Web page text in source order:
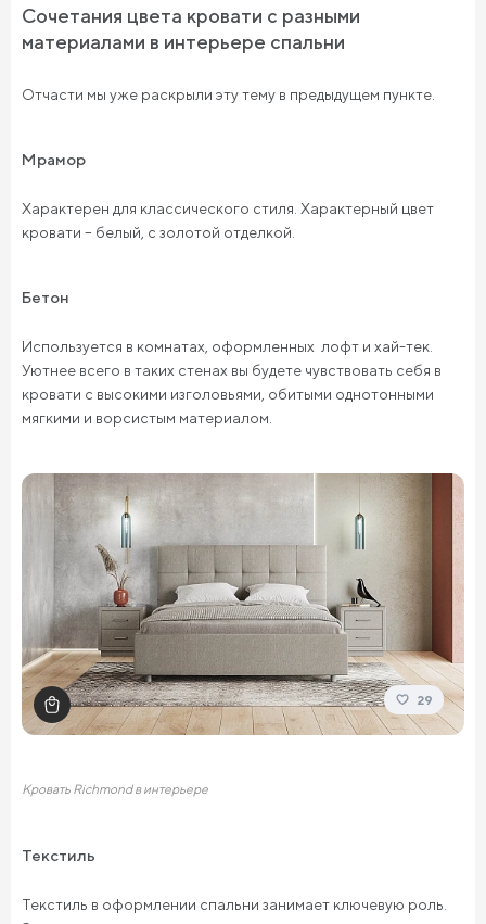
Сочетания цвета кровати с разными
материалами в интерьере спальни
Отчасти мы уже раскрыли эту тему в предыдущем пункте.
Мрамор
Характерен для классического стиля. Характерный цвет
кровати – белый, с золотой отделкой.
Бетон
Используется в комнатах, оформленных лофт и хай-тек.
Уютнее всего в таких стенах вы будете чувствовать себя в
кровати с высокими изголовьями, обитыми однотонными
мягкими и ворсистым материалом.
29
Кровать Richmond в интерьере
Текстиль
Текстиль в оформлении спальни занимает ключевую роль.